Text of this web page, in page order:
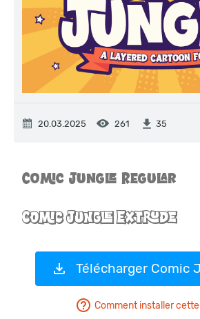
20.03.2025 261 35
Télécharger Comic
Comment installer